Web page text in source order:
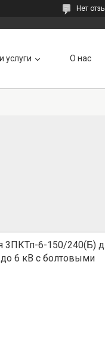
Нет
услуги О нас
3ПКТп-6-150/240(Б)
6 кВ с болтовыми